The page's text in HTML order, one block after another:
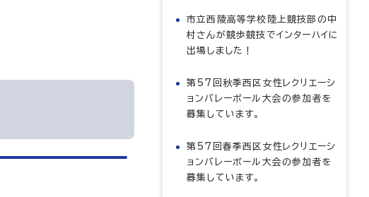
市立西陵高等学校陸上競技部の中
村さんが競歩競技でインターハイに
出場しました！
第57回秋季西区女性レクリエーシ
ョンバレーボール大会の参加者を
募集しています。
第57回春季西区女性レクリエーシ
ョンバレーボール大会の参加者を
募集しています。